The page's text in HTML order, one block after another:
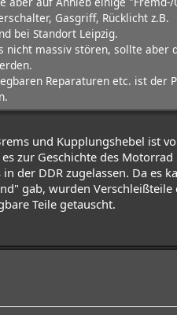
Gasgriff, Rücklicht z.B.
bei Standort Leipzig.
nicht massiv stören, sollte aber
Reparaturen etc. ist der
und Kupplungshebel ist
zur Geschichte des Motorrad
der DDR zugelassen. Da es
gab, wurden Verschleißteile
Teile getauscht.